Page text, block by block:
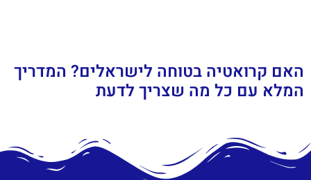
האם קרואטיה בטוחה לישראלים? המדריך
המלא עם כל מה שצריך לדעת